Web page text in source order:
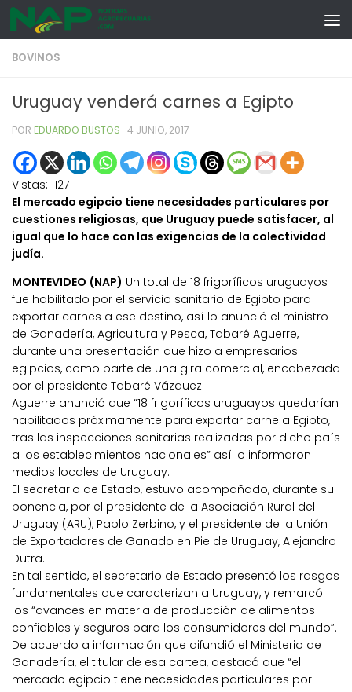
Skip to content
BOVINOS
Uruguay venderá carnes a Egipto
POR EDUARDO BUSTOS · 4 JUNIO, 2017
Vistas: 1127
El mercado egipcio tiene necesidades particulares por
cuestiones religiosas, que Uruguay puede satisfacer, al
igual que lo hace con las exigencias de la colectividad
judía.
MONTEVIDEO (NAP) Un total de 18 frigoríficos uruguayos
fue habilitado por el servicio sanitario de Egipto para
exportar carnes a ese destino, así lo anunció el ministro
de Ganadería, Agricultura y Pesca, Tabaré Aguerre,
durante una presentación que hizo a empresarios
egipcios, como parte de una gira comercial, encabezada
por el presidente Tabaré Vázquez
Aguerre anunció que “18 frigoríficos uruguayos quedarían
habilitados próximamente para exportar carne a Egipto,
tras las inspecciones sanitarias realizadas por dicho país
a los establecimientos nacionales” así lo informaron
medios locales de Uruguay.
El secretario de Estado, estuvo acompañado, durante su
ponencia, por el presidente de la Asociación Rural del
Uruguay (ARU), Pablo Zerbino, y el presidente de la Unión
de Exportadores de Ganado en Pie de Uruguay, Alejandro
Dutra.
En tal sentido, el secretario de Estado presentó los rasgos
fundamentales que caracterizan a Uruguay, y remarcó
los “avances en materia de producción de alimentos
confiables y seguros para los consumidores del mundo”.
De acuerdo a información que difundió el Ministerio de
Ganadería, el titular de esa cartea, destacó que “el
mercado egipcio tiene necesidades particulares por